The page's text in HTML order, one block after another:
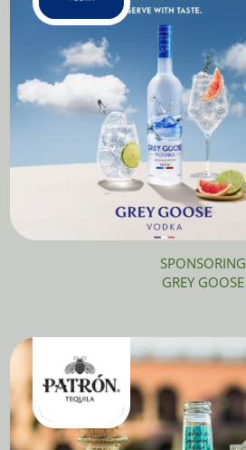
SPONSORING
GREY GOOSE